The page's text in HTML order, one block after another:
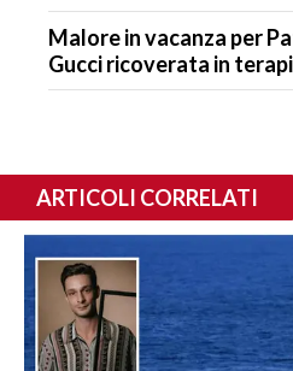
Malore in vacanza per
Gucci ricoverata in
ARTICOLI CORRELATI